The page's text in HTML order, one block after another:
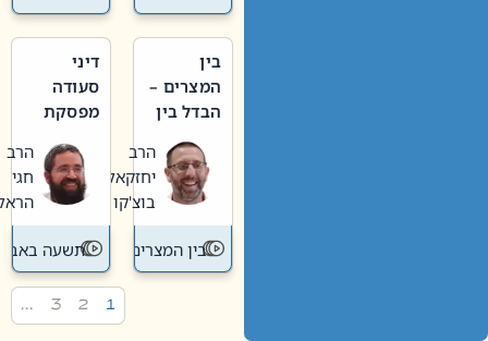
בין
המצרים –
הבדל בין
חדשה
לישנה
הרב
יחזקאל
בוצ'קו
בין המצרים
דיני
סעודה
מפסקת
תשעה
באב
הרב
חגי
הראל
תשעה באב